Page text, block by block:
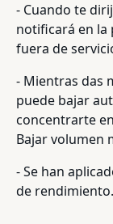
- Cuando te
notificará en la
fuera de
- Mientras das
puede bajar
concentrarte
Bajar volumen
- Se han
de rendimiento.